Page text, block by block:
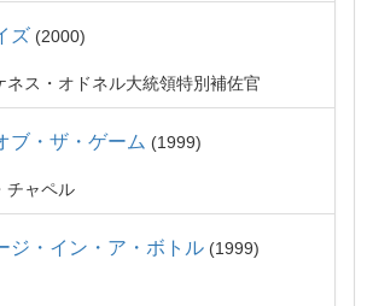
ズ 2000
ネス・オドネル大統領特別補佐官
ブ・ザ・ゲーム 1999
チャペル
ジ・イン・ア・ボトル 1999